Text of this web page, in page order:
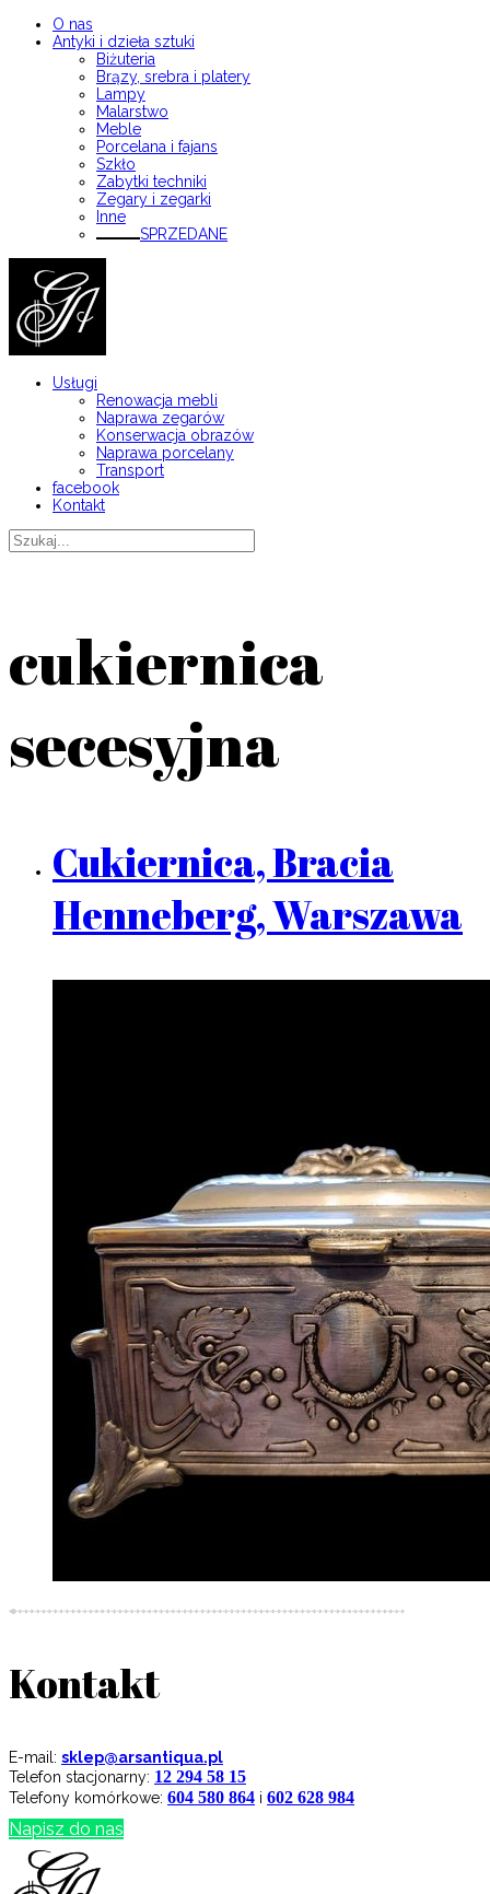
O nas
Antyki i dzieła sztuki
Biżuteria
Brązy, srebra i platery
Lampy
Malarstwo
Meble
Porcelana i fajans
Szkło
Zabytki techniki
Zegary i zegarki
Inne
SPRZEDANE
Usługi
Renowacja mebli
Naprawa zegarów
Konserwacja obrazów
Naprawa porcelany
Transport
facebook
Kontakt
cukiernica
secesyjna
Cukiernica, Bracia
Henneberg, Warszawa
Kontakt
E-mail: sklep@arsantiqua.pl
Telefon stacjonarny: 12 294 58 15
Telefony komórkowe: 604 580 864 i 602 628 984
Napisz do nas